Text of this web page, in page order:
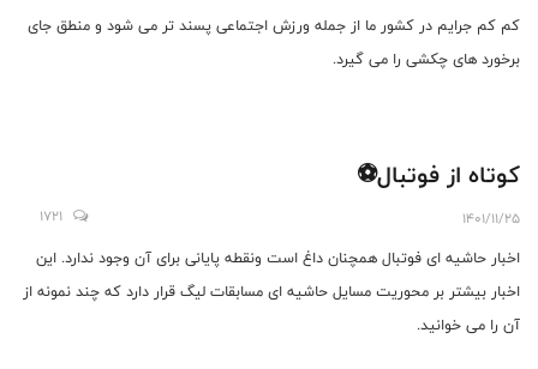
کم کم جرایم در کشور ما از جمله ورزش اجتماعی پسند تر می شود و منطق جای
برخورد های چکشی را می گیرد.
کوتاه از فوتبال⚽️
1401/11/25
1721
اخبار حاشیه ای فوتبال همچنان داغ است ونقطه پایانی برای آن وجود ندارد. این
اخبار بیشتر بر محوریت مسایل حاشیه ای مسابقات لیگ قرار دارد که چند نمونه از
آن را می خوانید.